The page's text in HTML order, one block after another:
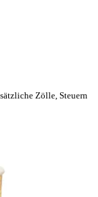
Zölle, Steuern